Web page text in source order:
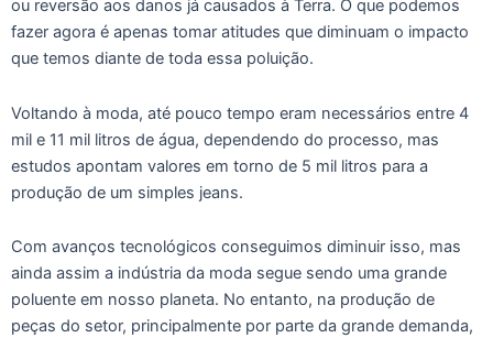
ou reversão aos danos já causados à Terra. O que podemos
fazer agora é apenas tomar atitudes que diminuam o impacto
que temos diante de toda essa poluição.
Voltando à moda, até pouco tempo eram necessários entre 4
mil e 11 mil litros de água, dependendo do processo, mas
estudos apontam valores em torno de 5 mil litros para a
produção de um simples jeans.
Com avanços tecnológicos conseguimos diminuir isso, mas
ainda assim a indústria da moda segue sendo uma grande
poluente em nosso planeta. No entanto, na produção de
peças do setor, principalmente por parte da grande demanda,